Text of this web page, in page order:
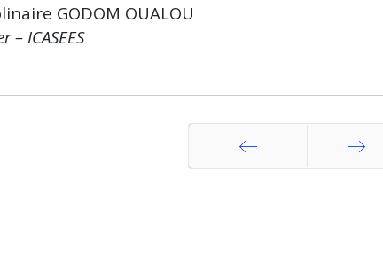
GODOM OUALOU
– ICASEES
Comptes
2019-2021
officiellement